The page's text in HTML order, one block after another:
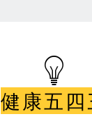
健康五四